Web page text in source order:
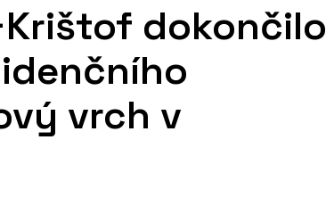
dokončilo
vrch v